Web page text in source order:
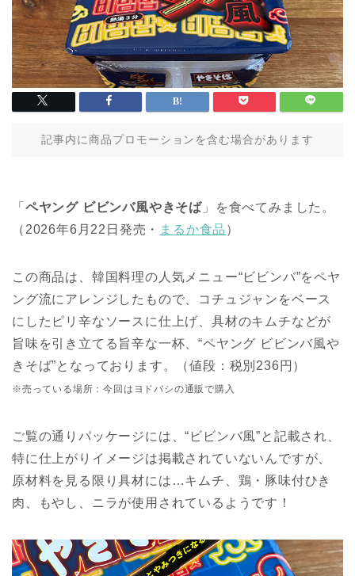
記事内に商品プロモーションを含む場合があります
「 ペヤング ビビンバ風やきそば 」を食べてみました。
（2026年6月22日発売・ まるか食品 ）
この商品は、韓国料理の人気メニュー“ビビンバ”をペヤ
ング流にアレンジしたもので、コチュジャンをベース
にしたピリ辛なソースに仕上げ、具材のキムチなどが
旨味を引き立てる旨辛な一杯、“ペヤング ビビンバ風や
きそば”となっております。（値段：税別236円）
※売っている場所：今回はヨドバシの通販で購入
ご覧の通りパッケージには、“ビビンバ風”と記載され、
特に仕上がりイメージは掲載されていないんですが、
原材料を見る限り具材には…キムチ、鶏・豚味付ひき
肉、もやし、ニラが使用されているようです！